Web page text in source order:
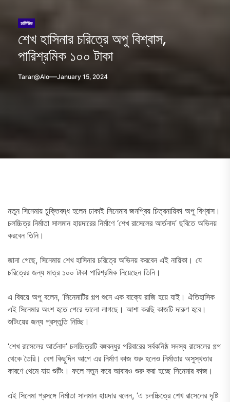
ঢালিউড
শেখ হাসিনার চরিত্রে অপু বিশ্বাস,
পারিশ্রমিক ১০০ টাকা
Tarar@alo January 15, 2024
নতুন সিনেমায় চুক্তিবদ্ধ হলেন ঢাকাই সিনেমার জনপ্রিয় চিত্রনায়িকা অপু বিশ্বাস।
চলচ্চিত্র নির্মাতা সালমান হায়দারের নির্মাণে ‘শেখ রাসেলের আর্তনাদ’ ছবিতে অভিনয়
করবেন তিনি।
জানা গেছে, সিনেমায় শেখ হাসিনার চরিত্রে অভিনয় করবেন এই নায়িকা। যে
চরিত্রের জন্য মাত্র ১০০ টাকা পারিশ্রমিক নিয়েছেন তিনি।
এ বিষয়ে অপু বলেন, ‘সিনেমাটির গল্প শুনে এক বাক্যে রাজি হয়ে যাই। ঐতিহাসিক
এই সিনেমার অংশ হতে পেরে ভালো লাগছে। আশা করছি কাজটি দারুণ হবে।
শুটিংয়ের জন্য প্রস্তুতি নিচ্ছি।
‘শেখ রাসেলের আর্তনাদ’ চলচ্চিত্রটি বঙ্গবন্ধুর পরিবারের সর্বকনিষ্ঠ সদস্য রাসেলের গল্প
থেকে তৈরি। বেশ কিছুদিন আগে এর নির্মাণ কাজ শুরু হলেও নির্মাতার অসুস্থতার
কারণে থেমে যায় শুটিং। ফলে নতুন করে আবারও শুরু করা হচ্ছে সিনেমার কাজ।
এই সিনেমা প্রসঙ্গে নির্মাতা সালমান হায়দার বলেন, ‘এ চলচ্চিত্রে শেখ রাসেলের দৃষ্টি